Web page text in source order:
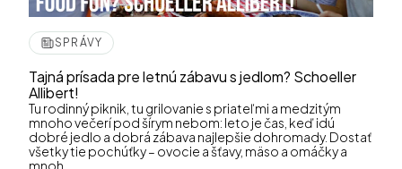
SPRÁVY
Tajná prísada pre letnú zábavu s jedlom? Schoeller
Allibert!
Tu rodinný piknik, tu grilovanie s priateľmi a medzitým
mnoho večerí pod šírym nebom: leto je čas, keď idú
dobré jedlo a dobrá zábava najlepšie dohromady. Dostať
všetky tie pochúťky – ovocie a šťavy, mäso a omáčky a
mnoh...